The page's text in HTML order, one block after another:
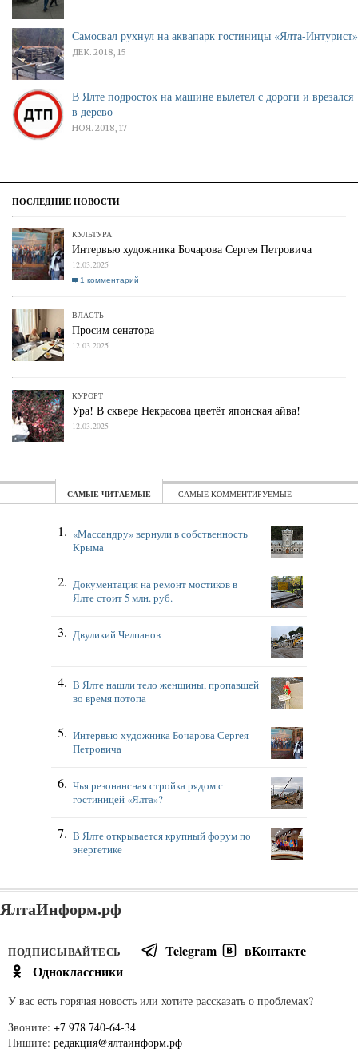
Самосвал рухнул на аквапарк гостиницы «Ялта-Интурист»
ДЕК. 2018, 15
В Ялте подросток на машине вылетел с дороги и врезался
в дерево
НОЯ. 2018, 17
КУЛЬТУРА
Интервью художника Бочарова Сергея Петровича
12.03.2025
1 комментарий
ВЛАСТЬ
Просим сенатора
12.03.2025
КУРОРТ
Ура! В сквере Некрасова цветёт японская айва!
12.03.2025
ЧИТАЕМЫЕ КОММЕНТИРУЕМЫЕ
«Массандру» вернули в собственность
Крыма
Документация на ремонт мостиков в
Ялте стоит 5 млн. руб.
Двуликий Челпанов
В Ялте нашли тело женщины, пропавшей
во время потопа
Интервью художника Бочарова Сергея
Петровича
Чья резонансная стройка рядом с
гостиницей «Ялта»?
В Ялте открывается крупный форум по
энергетике
ЯлтаИнформ.рф
ПОДПИСЫВАЙТЕСЬ Telegram
вКонтакте
Одноклассники
У вас есть горячая новость или хотите рассказать о проблемах?
Звоните: +7 978 740-64-34
Пишите: редакция@ялтаинформ.рф